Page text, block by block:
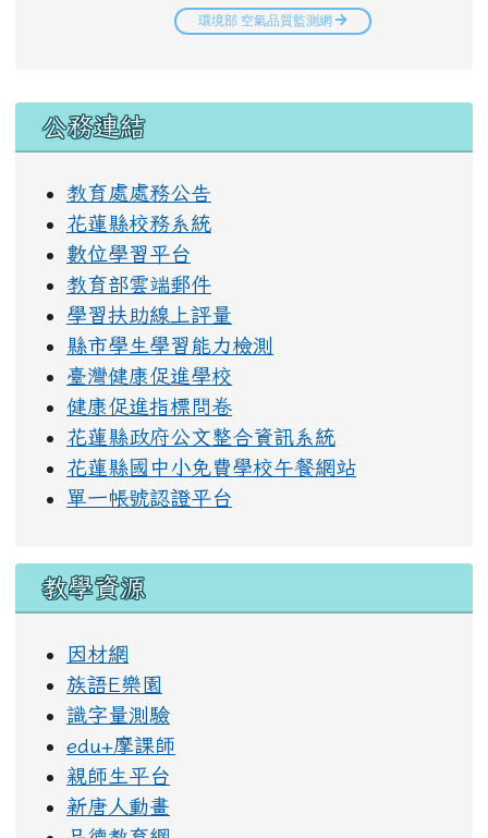
右邊區域內容
公務連結
教育處處務公告
花蓮縣校務系統
數位學習平台
教育部雲端郵件
學習扶助線上評量
縣市學生學習能力檢測
臺灣健康促進學校
健康促進指標問卷
花蓮縣政府公文整合資訊系統
花蓮縣國中小免費學校午餐網站
單一帳號認證平台
教學資源
因材網
族語E樂園
識字量測驗
edu+摩課師
親師生平台
新唐人動畫